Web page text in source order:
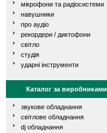
мікрофони та радіосистеми
навушники
про аудіо
рекордери / диктофони
світло
студія
ударні інструменти
Каталог за виробниками
звукове обладнання
світлове обладнання
dj обладнання